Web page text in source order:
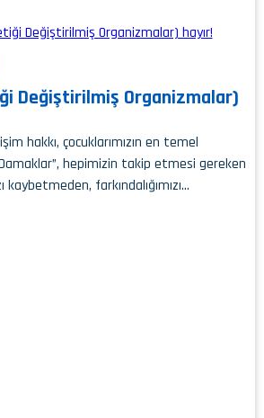
Değiştirilmiş Organizmalar)
hakkı, çocuklarımızın en temel
Damaklar”, hepimizin takip etmesi gereken
kaybetmeden, farkındalığımızı…